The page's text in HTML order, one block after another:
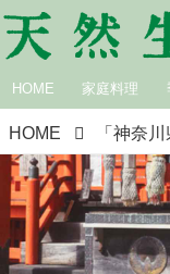
HOME 家庭料理
HOME